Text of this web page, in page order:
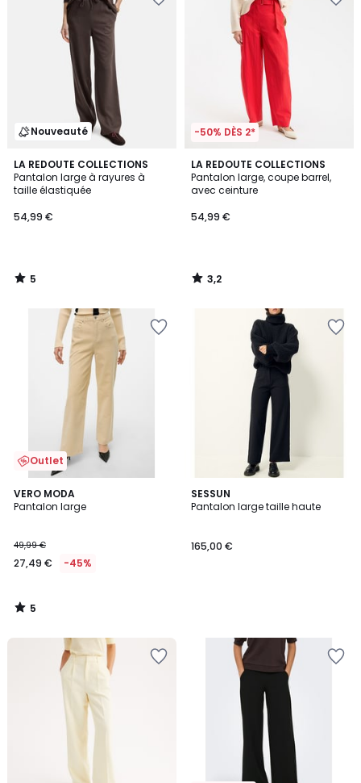
Nouveauté
LA REDOUTE COLLECTIONS
Pantalon large à rayures à
taille élastiquée
54,99 €
5
/
5
5
/
-50% DÈS 2*
LA REDOUTE COLLECTIONS
Pantalon large, coupe barrel,
avec ceinture
54,99 €
3,2
/ 5
3,2
/
Outlet
VERO MODA
Pantalon large
49,99 €
27,49 € -45%
5
/
5
/
SESSUN
Pantalon large taille haute
165,00 €